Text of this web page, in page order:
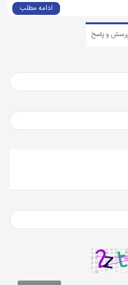
ادامه مطلب
و پاسخ